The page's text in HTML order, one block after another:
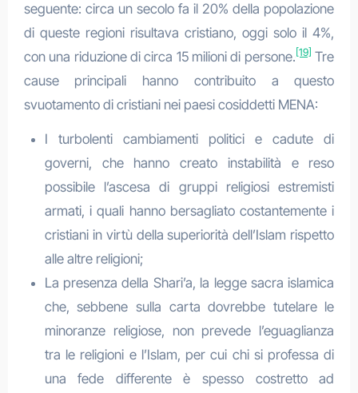
seguente: circa un secolo fa il 20% della popolazione
di queste regioni risultava cristiano, oggi solo il 4%,
con una riduzione di circa 15 milioni di persone.[19] Tre
cause principali hanno contribuito a questo
svuotamento di cristiani nei paesi cosiddetti MENA:
I turbolenti cambiamenti politici e cadute di
governi, che hanno creato instabilità e reso
possibile l’ascesa di gruppi religiosi estremisti
armati, i quali hanno bersagliato costantemente i
cristiani in virtù della superiorità dell’Islam rispetto
alle altre religioni;
La presenza della Shari’a, la legge sacra islamica
che, sebbene sulla carta dovrebbe tutelare le
minoranze religiose, non prevede l’eguaglianza
tra le religioni e l’Islam, per cui chi si professa di
una fede differente è spesso costretto ad